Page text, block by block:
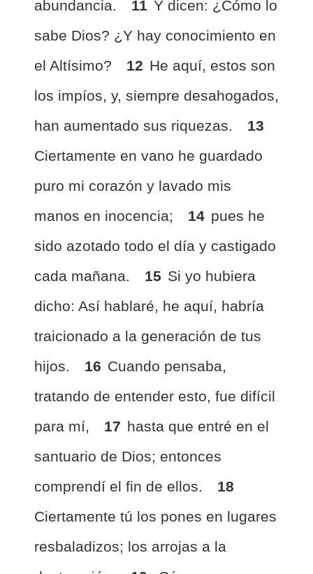
abundancia.
11 Y dicen: ¿Cómo lo
sabe Dios? ¿Y hay conocimiento en
el Altísimo?
12 He aquí, estos son
los impíos, y, siempre desahogados,
han aumentado sus riquezas.
13
Ciertamente en vano he guardado
puro mi corazón y lavado mis
manos en inocencia;
14 pues he
sido azotado todo el día y castigado
cada mañana.
15 Si yo hubiera
dicho: Así hablaré, he aquí, habría
traicionado a la generación de tus
hijos.
16 Cuando pensaba,
tratando de entender esto, fue difícil
para mí,
17 hasta que entré en el
santuario de Dios; entonces
comprendí el fin de ellos.
18
Ciertamente tú los pones en lugares
resbaladizos; los arrojas a la